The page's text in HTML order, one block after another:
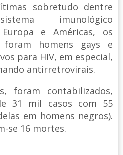
sobretudo dentre
imunológico
e Américas, os
foram homens gays e
para HIV, em especial,
antirretrovirais.
foram contabilizados,
31 mil casos com 55
em homens negros).
se 16 mortes.